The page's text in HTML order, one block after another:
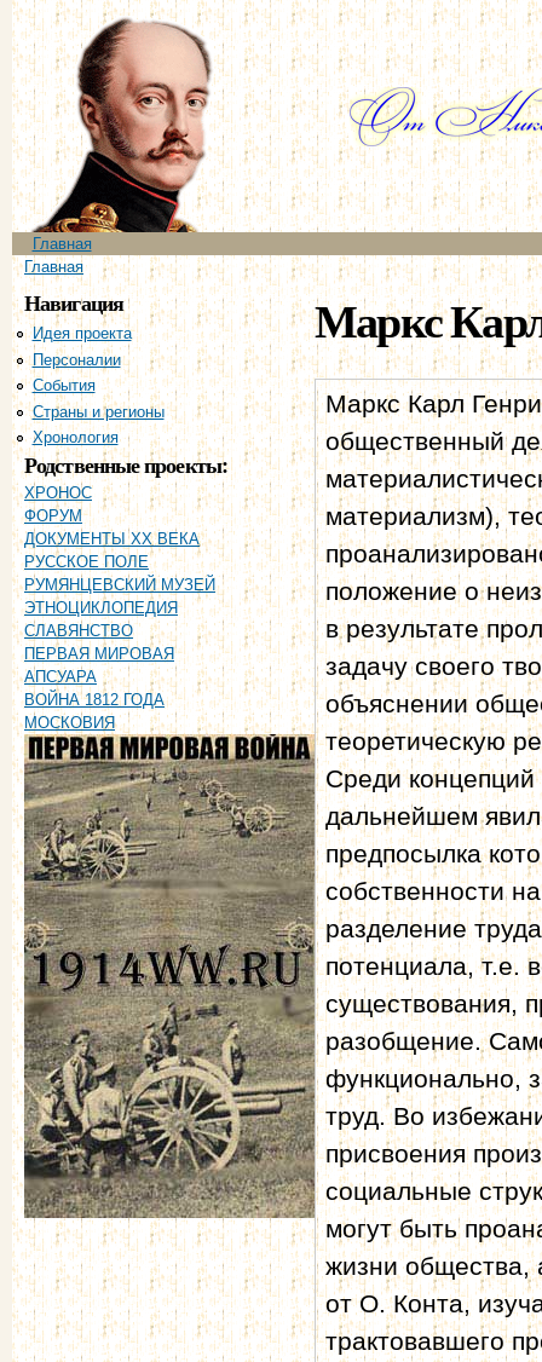
Главное меню
Главная
Вы здесь
Главная
Навигация
Идея проекта
Персоналии
События
Страны и регионы
Хронология
Родственные проекты:
ХРОНОС
ФОРУМ
ДОКУМЕНТЫ XX ВЕКА
РУССКОЕ ПОЛЕ
РУМЯНЦЕВСКИЙ МУЗЕЙ
ЭТНОЦИКЛОПЕДИЯ
СЛАВЯНСТВО
ПЕРВАЯ МИРОВАЯ
АПСУАРА
ВОЙНА 1812 ГОДА
МОСКОВИЯ
Маркс
Маркс Карл
общественный
материализм),
положение о
в результате
задачу своего
объяснении
теоретическую
Среди
дальнейшем
предпосылка
собственности
разделение
потенциала, т.е.
существования,
разобщение.
функционально,
труд. Во
присвоения
социальные
могут быть
жизни общества,
от О. Конта,
трактовавшего